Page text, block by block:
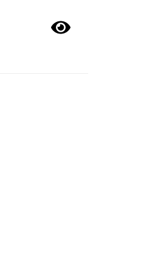
Версия сайта